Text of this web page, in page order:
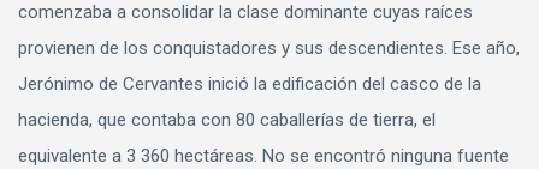
comenzaba a consolidar la clase dominante cuyas raíces
provienen de los conquistadores y sus descendientes. Ese año,
Jerónimo de Cervantes inició la edificación del casco de la
hacienda, que contaba con 80 caballerías de tierra, el
equivalente a 3 360 hectáreas. No se encontró ninguna fuente